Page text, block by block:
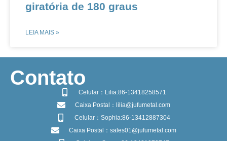
giratória de 180 graus
LEIA MAIS »
​Contato
Celular：Lilia:86-13418258571
Caixa Postal：lilia@jufumetal.com
Celular：Sophia:86-13412887304
Caixa Postal：sales01@jufumetal.com